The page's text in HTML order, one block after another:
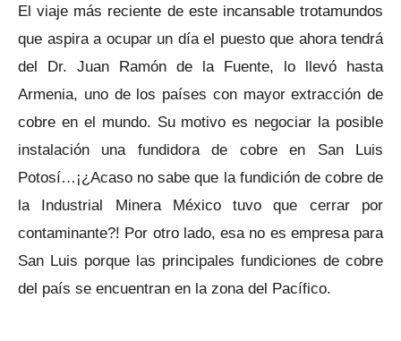
El viaje más reciente de este incansable trotamundos
que aspira a ocupar un día el puesto que ahora tendrá
del Dr. Juan Ramón de la Fuente, lo llevó hasta
Armenia, uno de los países con mayor extracción de
cobre en el mundo. Su motivo es negociar la posible
instalación una fundidora de cobre en San Luis
Potosí…¡¿Acaso no sabe que la fundición de cobre de
la Industrial Minera México tuvo que cerrar por
contaminante?! Por otro lado, esa no es empresa para
San Luis porque las principales fundiciones de cobre
del país se encuentran en la zona del Pacífico.